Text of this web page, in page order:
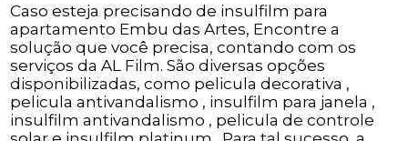
Caso esteja precisando de insulfilm para
apartamento Embu das Artes, Encontre a
solução que você precisa, contando com os
serviços da AL Film. São diversas opções
disponibilizadas, como pelicula decorativa ,
pelicula antivandalismo , insulfilm para janela ,
insulfilm antivandalismo , pelicula de controle